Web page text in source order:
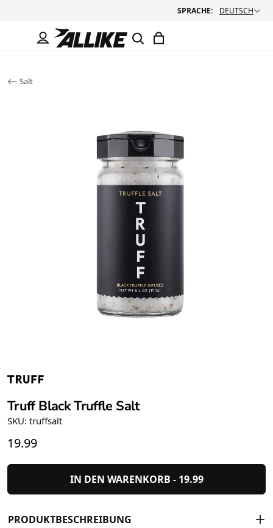
SPRACHE: DEUTSCH
Salt
Truff Black Truffle Salt
SKU: truffsalt
19.99
IN DEN WARENKORB - 19.99
PRODUKTBESCHREIBUNG